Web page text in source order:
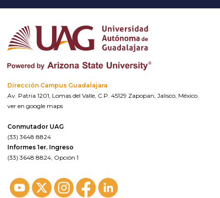
Dirección Campus Guadalajara
Av. Patria 1201, Lomas del Valle, C.P. 45129 Zapopan, Jalisco, México.
ver en google maps
Conmutador UAG
(33) 3648 8824
Informes 1er. Ingreso
(33) 3648 8824, Opción 1